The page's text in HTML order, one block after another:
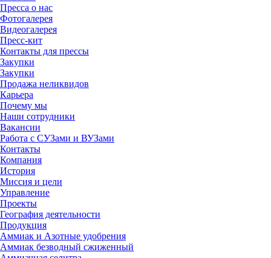
Пресса о нас
Фотогалерея
Видеогалерея
Пресс-кит
Контакты для прессы
Закупки
Закупки
Продажа неликвидов
Карьера
Почему мы
Наши сотрудники
Вакансии
Работа с СУЗами и ВУЗами
Контакты
Компания
История
Миссия и цели
Управление
Проекты
География деятельности
Продукция
Аммиак и Азотные удобрения
Аммиак безводный сжиженный